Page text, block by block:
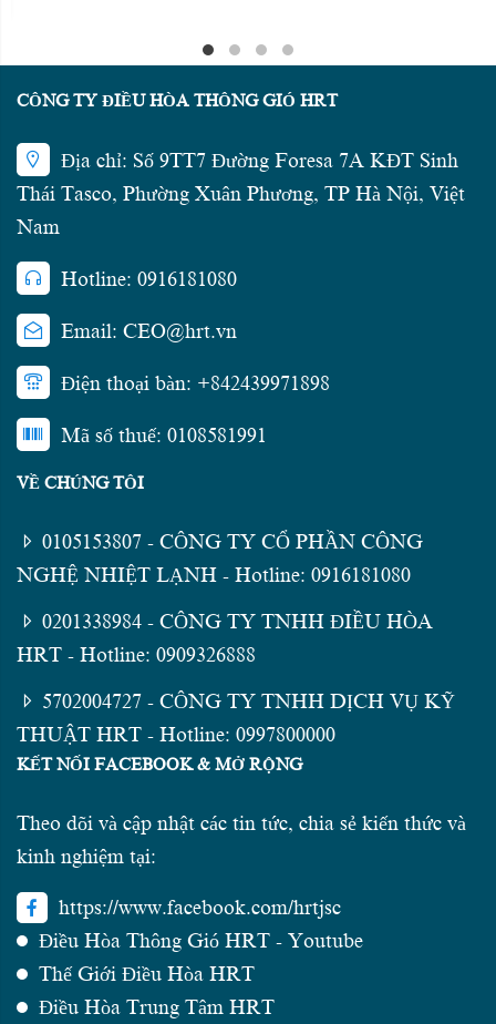
CÔNG TY ĐIỀU HÒA THÔNG GIÓ HRT
Địa chỉ: Số 9TT7 Đường Foresa 7A KĐT Sinh
Thái Tasco, Phường Xuân Phương, TP Hà Nội, Việt
Nam
Hotline: 0916181080
Email: CEO@hrt.vn
Điện thoại bàn: +842439971898
Mã số thuế: 0108581991
VỀ CHÚNG TÔI
0105153807 - CÔNG TY CỔ PHẦN CÔNG
NGHỆ NHIỆT LẠNH - Hotline: 0916181080
0201338984 - CÔNG TY TNHH ĐIỀU HÒA
HRT - Hotline: 0909326888
5702004727 - CÔNG TY TNHH DỊCH VỤ KỸ
THUẬT HRT - Hotline: 0997800000
KẾT NỐI FACEBOOK & MỞ RỘNG
Theo dõi và cập nhật các tin tức, chia sẻ kiến thức và
kinh nghiệm tại:
https://www.facebook.com/hrtjsc
Điều Hòa Thông Gió HRT - Youtube
Thế Giới Điều Hòa HRT
Điều Hòa Trung Tâm HRT